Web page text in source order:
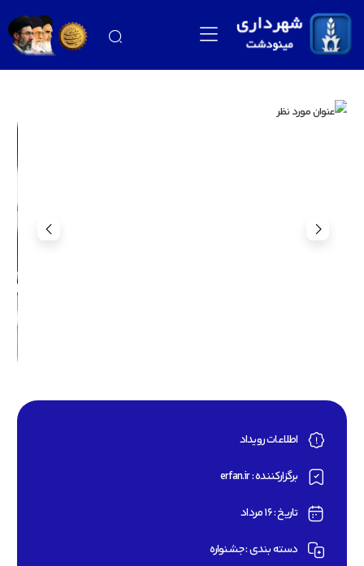
اطلاعات رویداد
برگزارکننده : erfan.ir
تاریخ : ۱۶ مرداد
دسته بندی : جشنواره